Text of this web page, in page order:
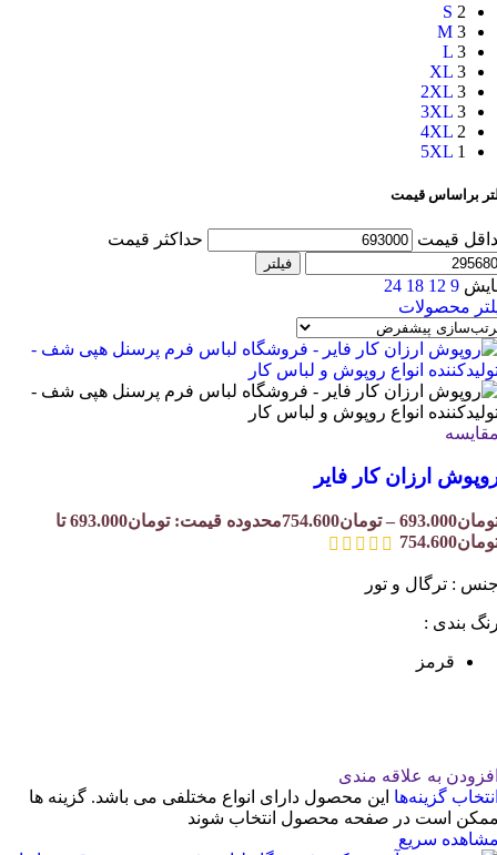
S 2
M 3
L 3
XL 3
2XL 3
3XL 3
4XL 2
5XL 1
براساس قیمت
قیمت حداکثر قیمت
فیلتر
9
12
18
24
محصولات
ارزان کار فایر
693.000
– تومان754.600
محدوده قیمت: تومان693.000 تا
: ترگال و تور
بندی :
قرمز
به علاقه مندی
گزینه‌ها این محصول دارای انواع مختلفی می باشد. گزینه ها
است در صفحه محصول انتخاب شوند
سریع